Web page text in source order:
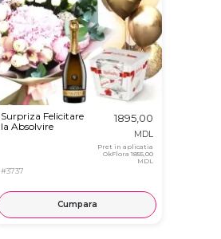
Surpriza Felicitare
la Absolvire
#3737
1895,00
MDL
Pret in aplicatia
OkFlora1855,00
MDL
Cumpara